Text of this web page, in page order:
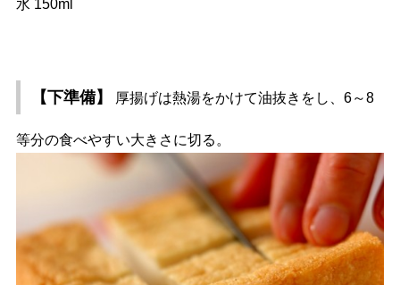
水 150ml
【下準備】 厚揚げは熱湯をかけて油抜きをし、6～8
等分の食べやすい大きさに切る。